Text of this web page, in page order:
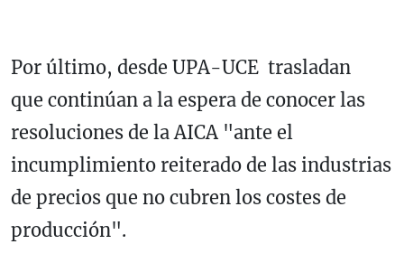
Por último, desde UPA-UCE trasladan
que continúan a la espera de conocer las
resoluciones de la AICA "ante el
incumplimiento reiterado de las industrias
de precios que no cubren los costes de
producción".